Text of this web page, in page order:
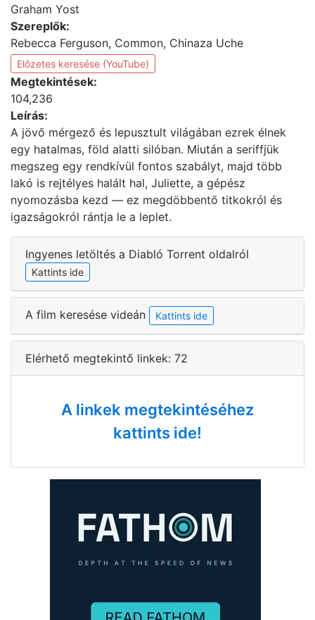
Graham Yost
Szereplők:
Rebecca Ferguson, Common, Chinaza Uche
Előzetes keresése (YouTube)
Megtekintések:
104,236
Leírás:
A jövő mérgező és lepusztult világában ezrek élnek
egy hatalmas, föld alatti silóban. Miután a seriffjük
megszeg egy rendkívül fontos szabályt, majd több
lakó is rejtélyes halált hal, Juliette, a gépész
nyomozásba kezd — ez megdöbbentő titkokról és
igazságokról rántja le a leplet.
Ingyenes letöltés a Diabló Torrent oldalról
Kattints ide
A film keresése videán Kattints ide
Elérhető megtekintő linkek: 72
A linkek megtekintéséhez
kattints ide!